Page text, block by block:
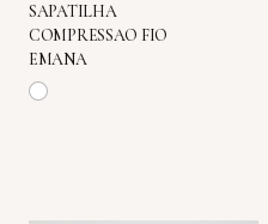
SAPATILHA
COMPRESSAO FIO
EMANA